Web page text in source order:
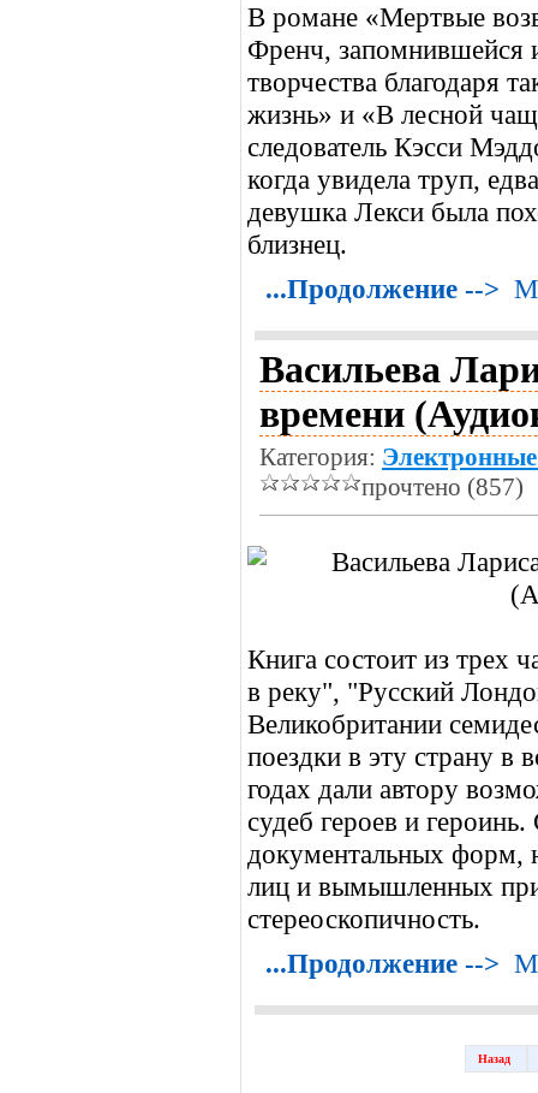
В романе «Мертвые
Френч, запомнившейся
творчества благодаря
жизнь» и «В лесной
следователь Кэсси
когда увидела труп,
девушка Лекси была
близнец.
...Продолжение -->
Васильева
времени
Категория:
прочтено (857)
Книга состоит из трех
в реку", "Русский
Великобритании
поездки в эту страну в
годах дали автору
судеб героев и
документальных
лиц и вымышленных
стереоскопичность.
...Продолжение -->
Назад